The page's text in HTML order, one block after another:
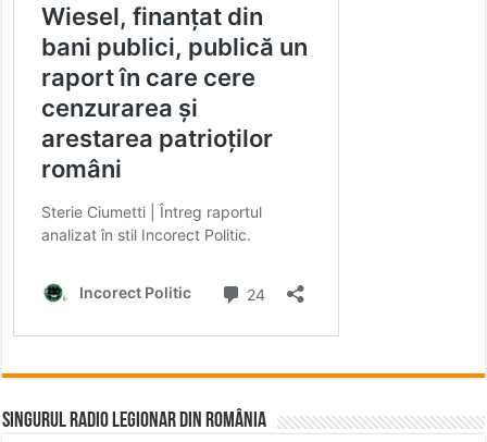
Singurul Radio Legionar din România